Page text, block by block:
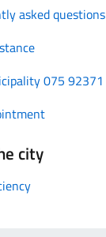
asked questions
075 92371
city